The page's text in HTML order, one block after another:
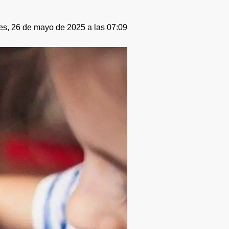
26 de mayo de 2025 a las 07:09